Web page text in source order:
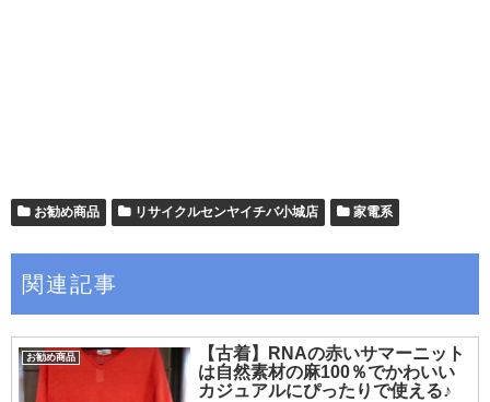
お勧め商品 リサイクルセンヤイチバ小城店 家電系
関連記事
お勧め商品
【古着】RNAの赤いサマーニット
は自然素材の麻100％でかわいい
カジュアルにぴったりで使える♪